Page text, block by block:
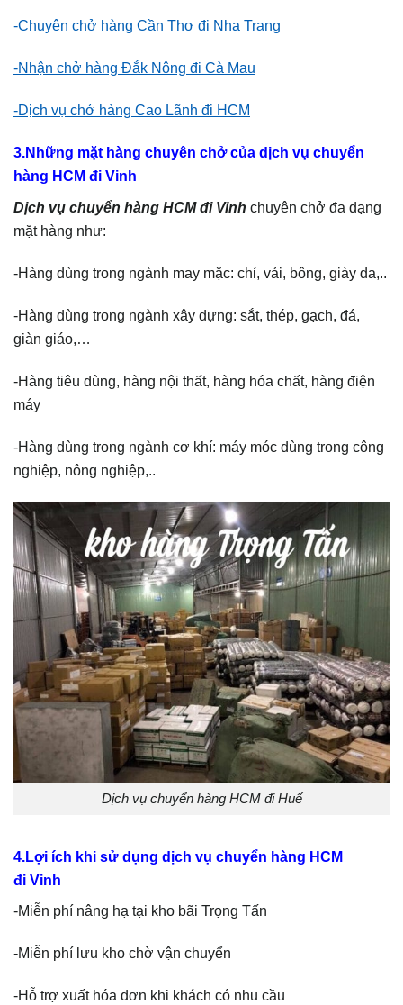
-Chuyên chở hàng Cần Thơ đi Nha Trang
-Nhận chở hàng Đắk Nông đi Cà Mau
-Dịch vụ chở hàng Cao Lãnh đi HCM
3.Những mặt hàng chuyên chở của dịch vụ chuyển
hàng HCM đi Vinh
Dịch vụ chuyển hàng HCM đi Vinh chuyên chở đa dạng
mặt hàng như:
-Hàng dùng trong ngành may mặc: chỉ, vải, bông, giày da,..
-Hàng dùng trong ngành xây dựng: sắt, thép, gạch, đá,
giàn giáo,…
-Hàng tiêu dùng, hàng nội thất, hàng hóa chất, hàng điện
máy
-Hàng dùng trong ngành cơ khí: máy móc dùng trong công
nghiệp, nông nghiệp,..
Dịch vụ chuyển hàng HCM đi Huế
4.Lợi ích khi sử dụng dịch vụ chuyển hàng HCM
đi Vinh
-Miễn phí nâng hạ tại kho bãi Trọng Tấn
-Miễn phí lưu kho chờ vận chuyển
-Hỗ trợ xuất hóa đơn khi khách có nhu cầu